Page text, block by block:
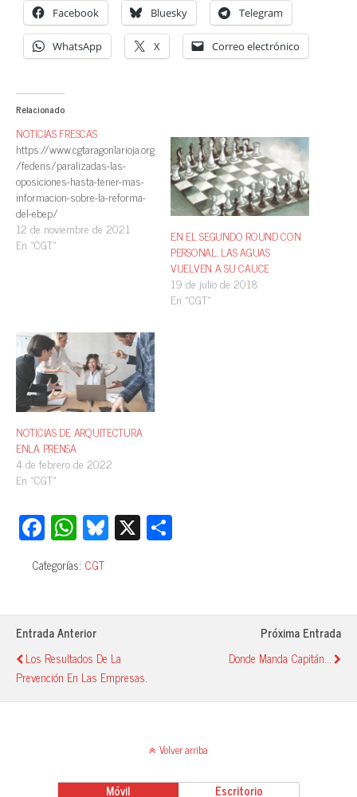
Facebook Bluesky Telegram
WhatsApp X Correo electrónico
Relacionado
NOTICIAS FRESCAS
https://www.cgtaragonlarioja.org
/fedens/paralizadas-las-
oposiciones-hasta-tener-mas-
informacion-sobre-la-reforma-
del-ebep/
12 de noviembre de 2021
En «CGT»
EN EL SEGUNDO ROUND CON
PERSONAL, LAS AGUAS
VUELVEN A SU CAUCE
19 de julio de 2018
En «CGT»
NOTICIAS DE ARQUITECTURA
ENLA PRENSA
4 de febrero de 2022
En «CGT»
Fa
ce
bo
ok
W
ha
ts
A
pp
Bl
ue
y
X
pa
Categorías: CGT
Entrada Anterior
Los Resultados De La
Prevención En Las Empresas.
Próxima Entrada
Donde Manda Capitán...
Volver arriba
Móvil Escritorio